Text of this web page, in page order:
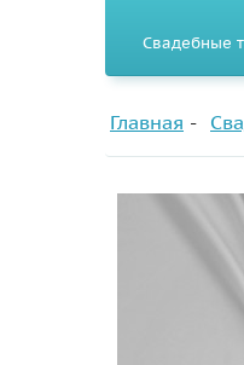
Свадебные
Главная